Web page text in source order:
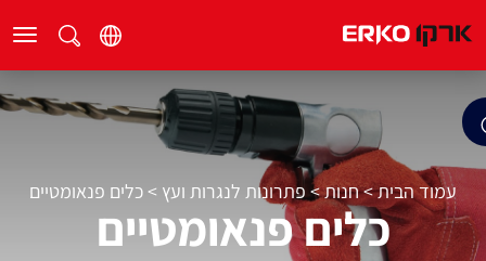
עמוד הבית>חנות>פתרונות לנגרות ועץ >כלים פנאומטיים
כלים פנאומטיים